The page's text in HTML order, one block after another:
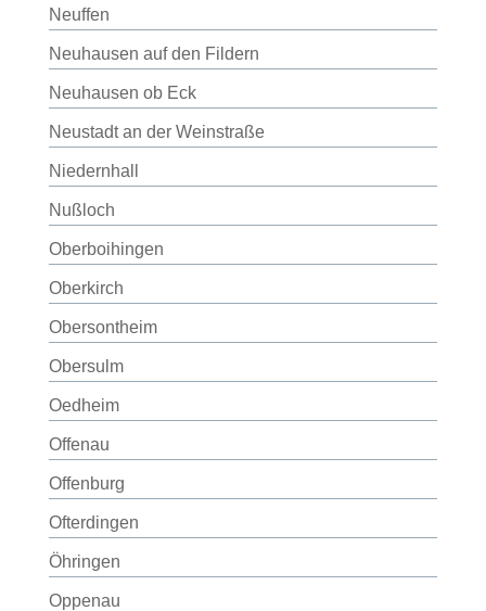
Neuffen
Neuhausen auf den Fildern
Neuhausen ob Eck
Neustadt an der Weinstraße
Niedernhall
Nußloch
Oberboihingen
Oberkirch
Obersontheim
Obersulm
Oedheim
Offenau
Offenburg
Ofterdingen
Öhringen
Oppenau